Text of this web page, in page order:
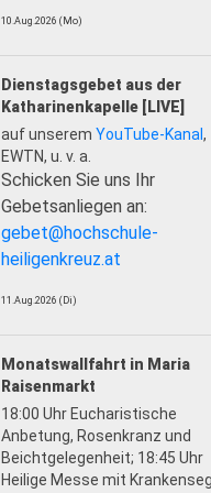
10.Aug.2026 (Mo)
Dienstagsgebet aus der
Katharinenkapelle [LIVE]
auf unserem YouTube-Kanal ,
EWTN, u. v. a.
Schicken Sie uns Ihr
Gebetsanliegen an:
gebet@hochschule-
heiligenkreuz.at
11.Aug.2026 (Di)
Monatswallfahrt in Maria
Raisenmarkt
18:00 Uhr Eucharistische
Anbetung, Rosenkranz und
Beichtgelegenheit; 18:45 Uhr
Heilige Messe mit